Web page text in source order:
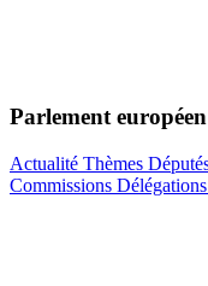
Parlement européen
Actualité Thèmes
Commissions Délégations